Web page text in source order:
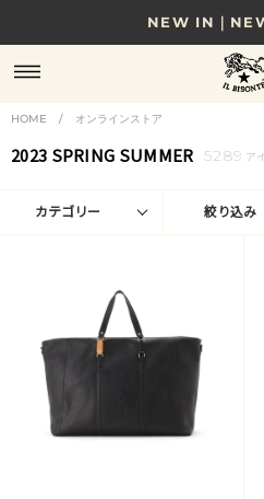
8/17(月)10時まで｜税込
贈る相手やシーンから選べ
NEW IN｜
HOME / オンラインストア
2023 SPRING SUMMER 5289 ア
カテゴリー 絞り込み